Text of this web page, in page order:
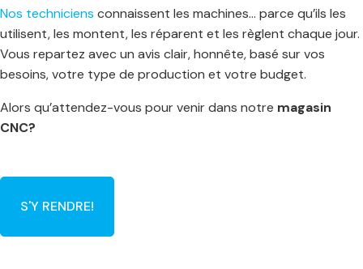
Nos techniciens connaissent les machines… parce qu’ils les
utilisent, les montent, les réparent et les règlent chaque jour.
Vous repartez avec un avis clair, honnête, basé sur vos
besoins, votre type de production et votre budget.
Alors qu’attendez-vous pour venir dans notre magasin
CNC?
S'Y RENDRE!